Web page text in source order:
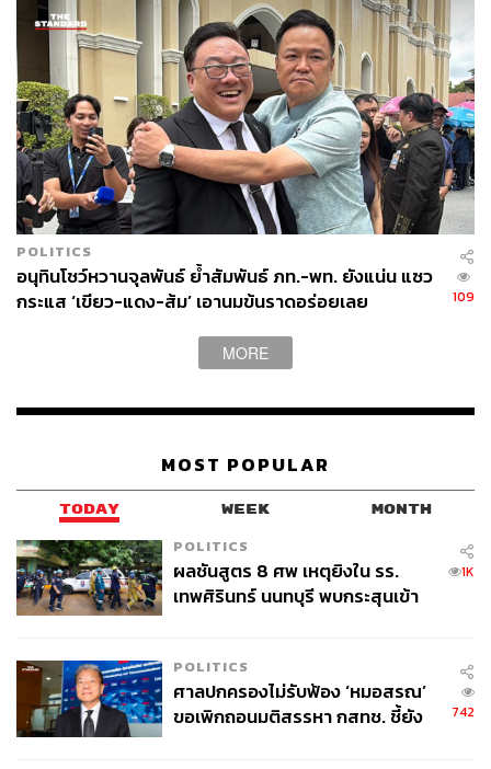
POLITICS
อนุทินโชว์หวานจุลพันธ์ ย้ำสัมพันธ์ ภท.-พท. ยังแน่น แซว
กระแส ‘เขียว-แดง-ส้ม’ เอานมข้นราดอร่อยเลย
109
MORE
MOST POPULAR
TODAY WEEK MONTH
POLITICS
ผลชันสูตร 8 ศพ เหตุยิงใน รร.
เทพศิรินทร์ นนทบุรี พบกระสุนเข้า
1K
POLITICS
ศาลปกครองไม่รับฟ้อง ‘หมอสรณ’
ขอเพิกถอนมติสรรหา กสทช. ชี้ยัง
742